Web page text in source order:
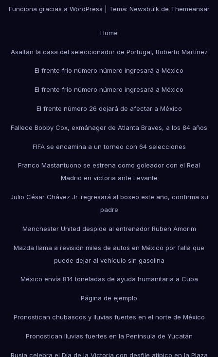
Funciona gracias a WordPress Tema: Newsbulkde Themeansar
Home
Asaltan la casa del seleccionador de Portugal, Roberto Martínez
El frente frío número número ingresará a México
El frente frío número número ingresará a México
El frente número 26 dejará de afectar a México
Fallece Bobby Cox, exmánager de Atlanta Braves, a los 84 años
FIFA se encamina a un torneo con 64 selecciones
Franco Mastantuono se estrena como goleador con el Real
Madrid en victoria ante Levante
Julio César Chávez Jr. regresará al boxeo este año, confirma su
padre
Manchester United despide al entrenador Ruben Amorim
Mazda llama a revisión miles de autos en México por falla que
puede dejar al vehículo sin gasolina
México envía 814 toneladas de ayuda humanitaria a Cuba
Página de ejemplo
Pronostican chubascos y lluvias fuertes en el norte de México
Pronostican lluvias fuertes en la Península de Yucatán
Rusia celebra el Día de la Victoria con desfile atípico en la Plaza